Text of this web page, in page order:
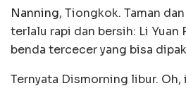
Nanning, Tiongkok. Taman
terlalu rapi dan bersih: Li Yuan
benda tercecer yang bisa
Ternyata Dismorning libur. Oh,